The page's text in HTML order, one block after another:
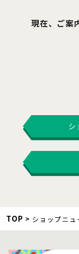
現在、ご案
シ
TOP ショップニュ